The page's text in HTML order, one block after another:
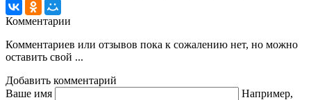
Комментарии
Комментариев или отзывов пока к сожалению нет, но можно
оставить свой ...
Добавить комментарий
Ваше имя
Например,